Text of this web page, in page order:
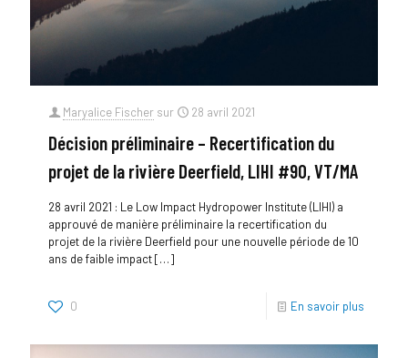
Maryalice Fischer sur 28 avril 2021
Décision préliminaire – Recertification du
projet de la rivière Deerfield, LIHI #90, VT/MA
28 avril 2021 : Le Low Impact Hydropower Institute (LIHI) a
approuvé de manière préliminaire la recertification du
projet de la rivière Deerfield pour une nouvelle période de 10
ans de faible impact[…]
0 En savoir plus